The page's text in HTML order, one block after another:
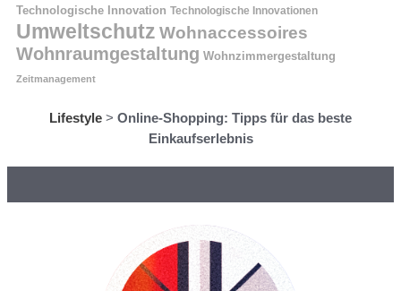
Technologische Innovation Technologische Innovationen
Umweltschutz Wohnaccessoires
Wohnraumgestaltung Wohnzimmergestaltung
Zeitmanagement
Lifestyle > Online-Shopping: Tipps für das beste
Einkaufserlebnis